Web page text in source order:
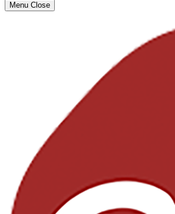
Menu Close